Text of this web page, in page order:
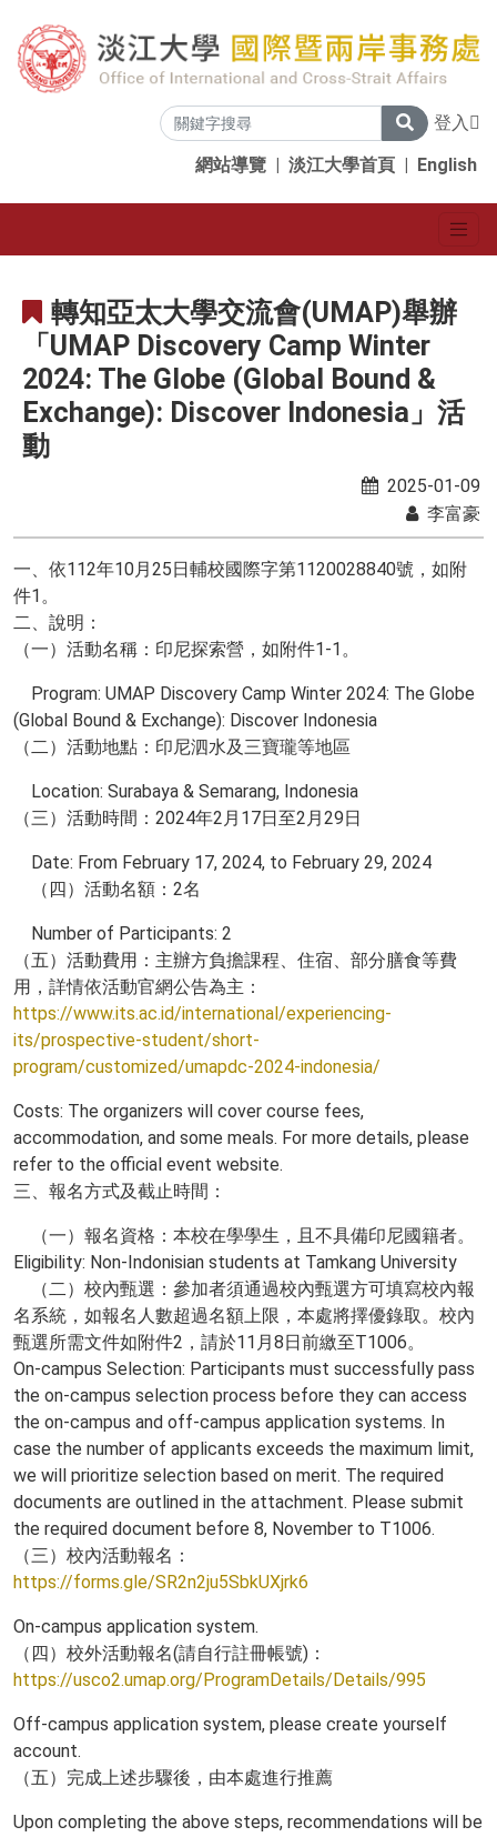
登入
網站導覽 | 淡江大學首頁 | English
轉知亞太大學交流會(UMAP)舉辦
「UMAP Discovery Camp Winter
2024: The Globe (Global Bound &
Exchange): Discover Indonesia」活
動
2025-01-09
李富豪
一、依112年10月25日輔校國際字第1120028840號，如附
件1。
二、說明：
（一）活動名稱：印尼探索營，如附件1-1。
Program: UMAP Discovery Camp Winter 2024: The Globe
(Global Bound & Exchange): Discover Indonesia
（二）活動地點：印尼泗水及三寶瓏等地區
Location: Surabaya & Semarang, Indonesia
（三）活動時間：2024年2月17日至2月29日
Date: From February 17, 2024, to February 29, 2024
（四）活動名額： 2名
Number of Participants: 2
（五）活動費用：主辦方負擔課程、住宿、部分膳食等費
用，詳情依活動官網公告為主：
https://www.its.ac.id/international/experiencing-
its/prospective-student/short-
program/customized/umapdc-2024-indonesia/
Costs: The organizers will cover course fees,
accommodation, and some meals. For more details, please
refer to the official event website.
三、報名方式及截止時間：
（一）報名資格：本校在學學生，且不具備印尼國籍者。
Eligibility: Non-Indonisian students at Tamkang University
（二）校內甄選：參加者須通過校內甄選方可填寫校內報
名系統，如報名人數超過名額上限，本處將擇優錄取。校內
甄選所需文件如附件2，請於11月8日前繳至T1006。
On-campus Selection: Participants must successfully pass
the on-campus selection process before they can access
the on-campus and off-campus application systems. In
case the number of applicants exceeds the maximum limit,
we will prioritize selection based on merit. The required
documents are outlined in the attachment. Please submit
the required document before 8, November to T1006.
（三）校內活動報名：
https://forms.gle/SR2n2ju5SbkUXjrk6
On-campus application system.
（四）校外活動報名(請自行註冊帳號)：
https://usco2.umap.org/ProgramDetails/Details/995
Off-campus application system, please create yourself
account.
（五）完成上述步驟後，由本處進行推薦
Upon completing the above steps, recommendations will be